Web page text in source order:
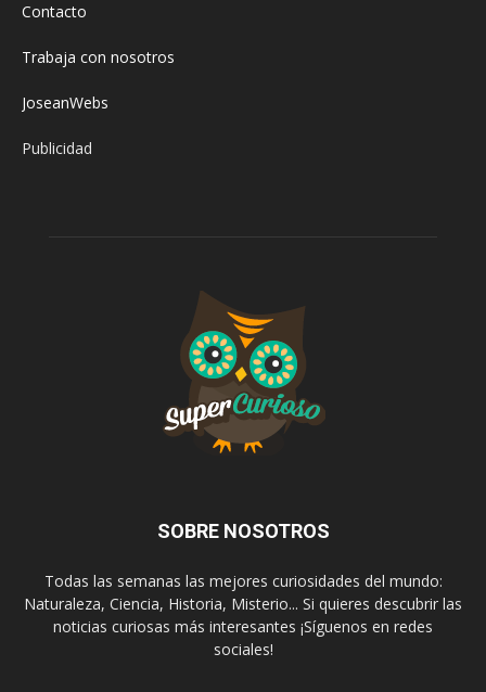
Contacto
Trabaja con nosotros
JoseanWebs
Publicidad
SOBRE NOSOTROS
Todas las semanas las mejores curiosidades del mundo:
Naturaleza, Ciencia, Historia, Misterio... Si quieres descubrir las
noticias curiosas más interesantes ¡Síguenos en redes
sociales!